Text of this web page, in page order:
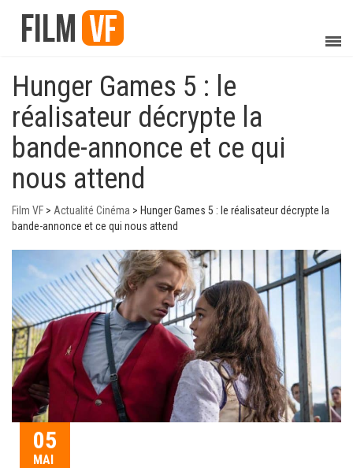
Hunger Games 5 : le
réalisateur décrypte la
bande-annonce et ce qui
nous attend
Film VF > Actualité Cinéma > Hunger Games 5 : le réalisateur décrypte la
bande-annonce et ce qui nous attend
05
MAI